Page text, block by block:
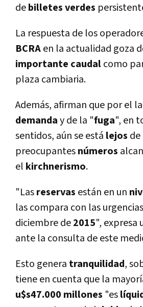
debilletesverdes
La respuesta de los
BCRAen la actualidad goza
importante caudalcomo
plaza cambiaria.
Además, afirman que por el
demanday de la "fuga", en
sentidos, aún se está lejos
preocupantesnúmeros
el kirchnerismo.
"Lasreservas están en un
las compara con las
diciembre de2015", expresa
ante la consulta de este
Esto genera tranquilidad,
tiene en cuenta que la
u$s47.000 millones "es